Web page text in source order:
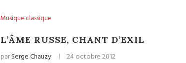
Musique classique
L’ÂME RUSSE, CHANT D’EXIL
parSerge Chauzy 24 octobre 2012